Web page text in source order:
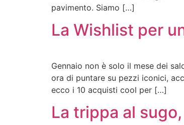
pavimento. Siamo […]
La Wishlist per
Gennaio non è solo il mese dei
ora di puntare su pezzi iconici,
ecco i 10 acquisti cool per […]
La trippa al